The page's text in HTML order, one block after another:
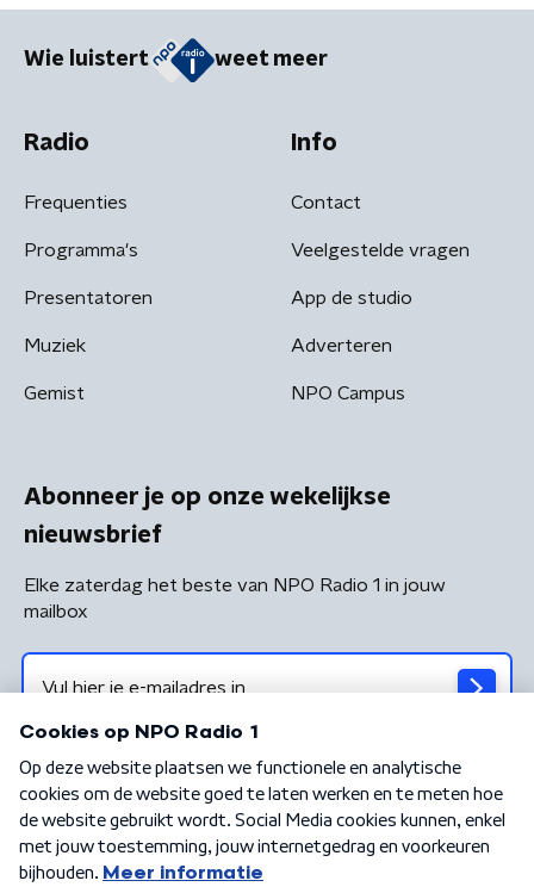
Wie luistert weet meer
Radio
Frequenties
Programma's
Presentatoren
Muziek
Gemist
Info
Contact
Veelgestelde vragen
App de studio
Adverteren
NPO Campus
Abonneer je op onze wekelijkse
nieuwsbrief
Elke zaterdag het beste van NPO Radio 1 in jouw
mailbox
Algemene voorwaarden